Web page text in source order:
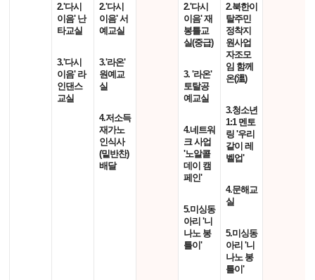
2.'다시
이음' 난
타교실
3.'다시
이음' 라
인댄스
교실
2.'다시
이음' 서
예교실
3.'라온'
원예교
실
4.저소득
재가노
인식사
(밑반찬)
배달
2.'다시
이음' 재
봉틀교
실(중급)
3. '라온'
토탈공
예교실
4.네트워
크 사업
'노알콜
데이 캠
페인'
5.미싱동
아리 '니
나노 봉
틀이'
2.북한이
탈주민
정착지
원사업
자조모
임 함께
온(溫)
3.청소년
1:1 멘토
링 '우리
같이 레
벨업'
4.문해교
실
5.미싱동
아리 '니
나노 봉
틀이'